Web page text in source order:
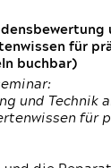
für
buchbar)
und Technik
für